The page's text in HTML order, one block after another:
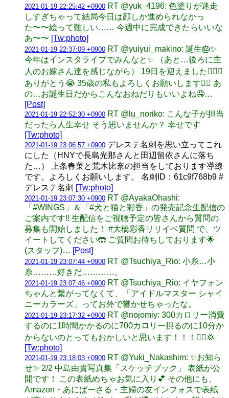
2021-01-19 22:25:42 +0900 RT @yuk_4196: 色塗りが迷走
しすぎちゃって結局今日は顔しか進められなかっ
た〜〜絵って難しい…… 今週中に完成できたらいいな
あ〜〜 [Tw:photo]
2021-01-19 22:37:09 +0900 RT @yuiyui_makino: 誕生🎂✨
今年はインスタライブでみんなと✨ （あと…後ろに主
人のお嫁さん達を感じながら） 19日を迎えました🙇‍♀️✨
ありがとう😭 35歳の私もよろしくお願いします🏋️‍♀️ あ
の…お誕生日だからこんなおねだりもいいよね🤤…
[Post]
2021-01-19 22:52:30 +0900 RT @lu_noriko: こんな子が担当
だったら人生幸せ そう思いませんか？ 幸せです
[Tw:photo]
2021-01-19 23:06:57 +0900 デレステ名刺を思い立ってこれ
にした（HNYで長島光那さんと田辺留依さんに落ち
た…） 上条春菜と荒木比奈の担当をしております導線
です。よろしくお願いします。 名刺ID：61c9f768b9 #
デレステ名刺 [Tw:photo]
2021-01-19 23:07:30 +0900 RT @AyakaOhashi:
「#WINGS」＆「#犬と猫と彩香」の発売記念生配信の
ご案内です‼️ 生配信をご視聴予定の皆さんから質問の
募集も開始しました！ #大橋彩香リリイベ質問 で、ツ
イートしてください🤲 ご質問お待ちしております🌟
(スタッフ)… [Post]
2021-01-19 23:07:44 +0900 RT @Tsuchiya_Rio: 小糸…小
糸………好きだ…………。
2021-01-19 23:07:46 +0900 RT @Tsuchiya_Rio: イヤフォン
ちゃんと繋がってなくて、「アイドルマスター シャイ
ニーカラーズ」ってお外で響かせちゃったな。
2021-01-19 23:17:32 +0900 RT @nojomiy: 300カロリー消費
するのに1時間かかるのに700カロリー摂るのに10分か
からないのとってもおかしいと思います！！！🙋‍♀️💢
[Tw:photo]
2021-01-19 23:18:03 +0900 RT @Yuki_Nakashim: ✨お知ら
せ✨ 2/2 中島由貴写真集「スケッチブック」 表紙が公
開です！ この表紙めちゃお気に入り💕 その他にも、
Amazon・あにばーさる・主婦の友インフォスで表紙